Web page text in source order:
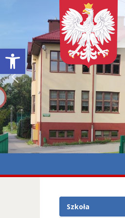
Otwórz pasek narzędzi
Szkoła